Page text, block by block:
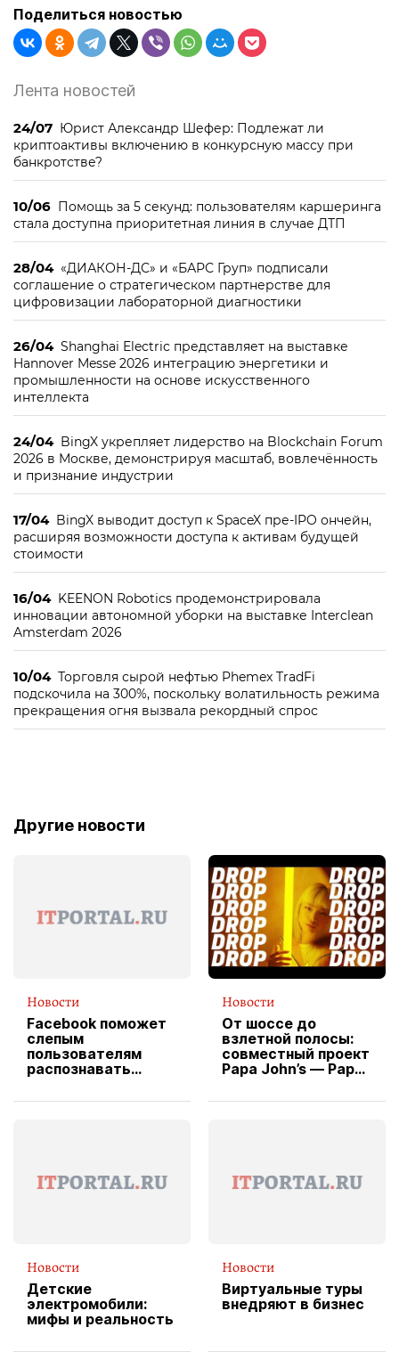
Поделиться новостью
Лента новостей
24/07 Юрист Александр Шефер: Подлежат ли
криптоактивы включению в конкурсную массу при
банкротстве?
10/06 Помощь за 5 секунд: пользователям каршеринга
стала доступна приоритетная линия в случае ДТП
28/04 «ДИАКОН-ДС» и «БАРС Груп» подписали
соглашение о стратегическом партнерстве для
цифровизации лабораторной диагностики
26/04 Shanghai Electric представляет на выставке
Hannover Messe 2026 интеграцию энергетики и
промышленности на основе искусственного
интеллекта
24/04 BingX укрепляет лидерство на Blockchain Forum
2026 в Москве, демонстрируя масштаб, вовлечённость
и признание индустрии
17/04 BingX выводит доступ к SpaceX пре-IPO ончейн,
расширяя возможности доступа к активам будущей
стоимости
16/04 KEENON Robotics продемонстрировала
инновации автономной уборки на выставке Interclean
Amsterdam 2026
10/04 Торговля сырой нефтью Phemex TradFi
подскочила на 300%, поскольку волатильность режима
прекращения огня вызвала рекордный спрос
Другие новости
Новости
Facebook поможет
слепым
пользователям
распознавать
Новости
От шоссе до
взлетной полосы:
совместный проект
Papa John’s — Papa
вводит
Новости
Детские
электромобили:
мифы и реальность
Новости
Виртуальные туры
внедряют в бизнес